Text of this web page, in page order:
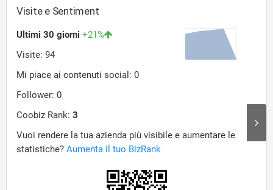
Visite e Sentiment